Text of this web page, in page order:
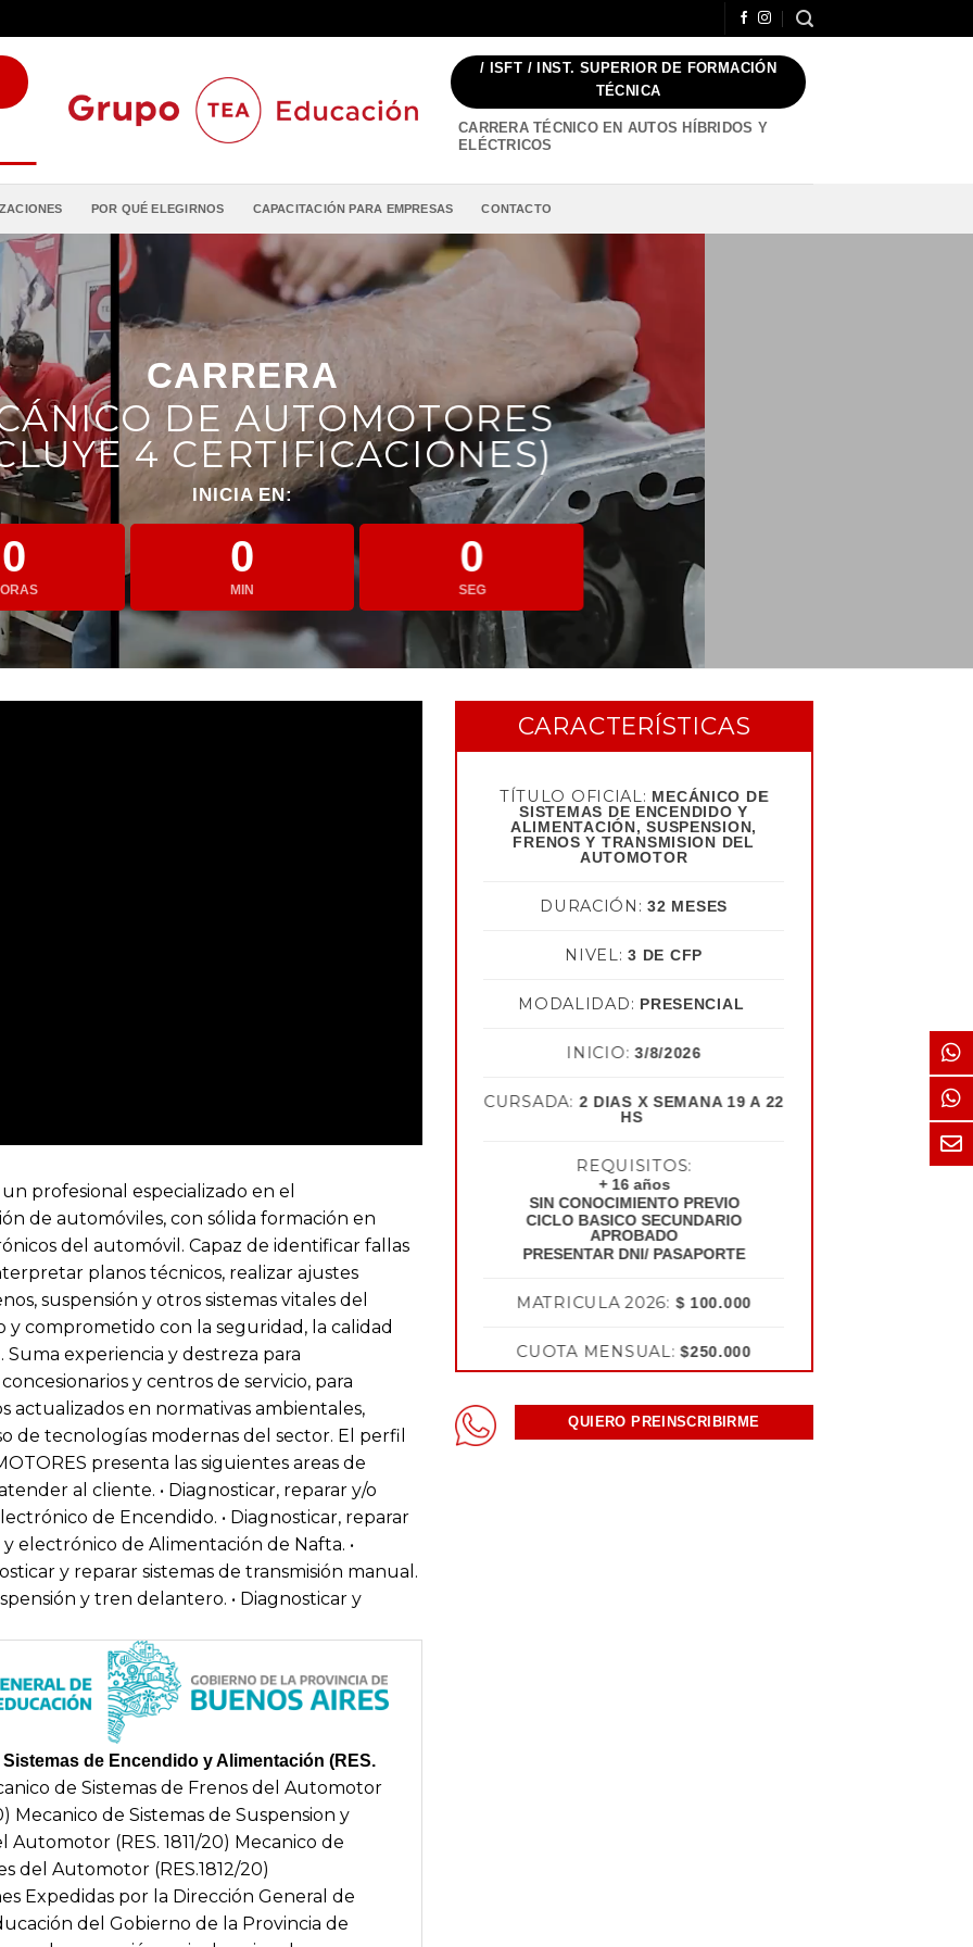
/ ISFT / INST. SUPERIOR DE FORMACIÓN
TÉCNICA
CARRERA TÉCNICO EN AUTOS HÍBRIDOS Y
ELÉCTRICOS
POR QUÉ ELEGIRNOS CAPACITACIÓN PARA EMPRESAS CONTACTO
CARRERA
DE AUTOMOTORES
4 CERTIFICACIONES)
INICIA EN:
0 0
MIN
0
SEG
profesional especializado en el
de automóviles, con sólida formación en
del automóvil. Capaz de identificar fallas
planos técnicos, realizar ajustes
suspensión y otros sistemas vitales del
comprometido con la seguridad, la calidad
experiencia y destreza para
y centros de servicio, para
actualizados en normativas ambientales,
de tecnologías modernas del sector. El perfil
presenta las siguientes areas de
al cliente. • Diagnosticar, reparar y/o
de Encendido. • Diagnosticar, reparar
electrónico de Alimentación de Nafta. •
y reparar sistemas de transmisión manual.
y tren delantero. • Diagnosticar y
de Encendido y Alimentación (RES.
de Sistemas de Frenos del Automotor
Mecanico de Sistemas de Suspension y
Automotor (RES. 1811/20) Mecanico de
del Automotor (RES.1812/20)
Expedidas por la Dirección General de
del Gobierno de la Provincia de
CARACTERÍSTICAS
TÍTULO OFICIAL: MECÁNICO DE
SISTEMAS DE ENCENDIDO Y
ALIMENTACIÓN, SUSPENSION,
FRENOS Y TRANSMISION DEL
AUTOMOTOR
DURACIÓN:32 MESES
NIVEL:3 DE CFP
MODALIDAD: PRESENCIAL
INICIO:3/8/2026
CURSADA: 2 DIAS X SEMANA 19 A 22
HS
REQUISITOS:
+ 16 años
SIN CONOCIMIENTO PREVIO
CICLO BASICO SECUNDARIO
APROBADO
PRESENTAR DNI/ PASAPORTE
MATRICULA 2026:$ 100.000
CUOTA MENSUAL:$250.000
QUIERO PREINSCRIBIRME